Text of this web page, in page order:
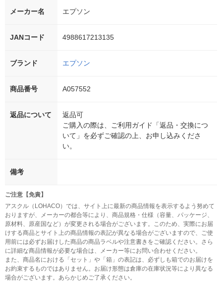
メーカー名 エプソン
JANコード 4988617213135
ブランド エプソン
商品番号 A057552
返品について
返品可
ご購入の際は、ご利用ガイド「返品・交換につ
いて」を必ずご確認の上、お申し込みくださ
い。
備考
ご注意【免責】
アスクル（LOHACO）では、サイト上に最新の商品情報を表示するよう努めて
おりますが、メーカーの都合等により、商品規格・仕様（容量、パッケージ、
原材料、原産国など）が変更される場合がございます。このため、実際にお届
けする商品とサイト上の商品情報の表記が異なる場合がございますので、ご使
用前には必ずお届けした商品の商品ラベルや注意書きをご確認ください。さら
に詳細な商品情報が必要な場合は、メーカー等にお問い合わせください。
また、商品名における「セット」や「箱」の表記は、必ずしも箱でのお届けを
お約束するものではありません。お届け形態は倉庫の在庫状況等により異なる
場合がございます。あらかじめご了承ください。